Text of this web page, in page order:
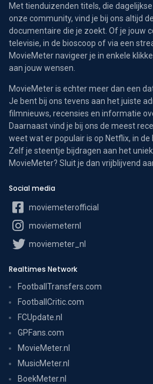
Met tienduizenden titels, die
onze community, vind je bij ons altijd
documentaire die je zoekt. Of je jouw
televisie, in de bioscoop of via een
MovieMeter navigeer je in enkele
aan jouw wensen.
MovieMeter is echter meer dan een
Je bent bij ons tevens aan het juiste
filmnieuws, recensies en informatie
Daarnaast vind je bij ons de meest
weet wat er populair is op Netflix, in de
Zelf je steentje bijdragen aan het
MovieMeter? Sluit je dan vrijblijvend
Social media
moviemeterofficial
moviemeternl
moviemeter_nl
Realtimes Network
FootballTransfers.com
FootballCritic.com
FCUpdate.nl
GPFans.com
MovieMeter.nl
MusicMeter.nl
BoekMeter.nl